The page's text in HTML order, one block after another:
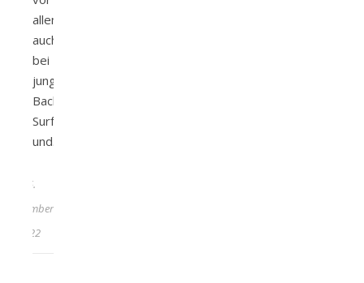
allem
auch
bei
jungen
Backpackern,
Surfern
und…
25.
September
2022